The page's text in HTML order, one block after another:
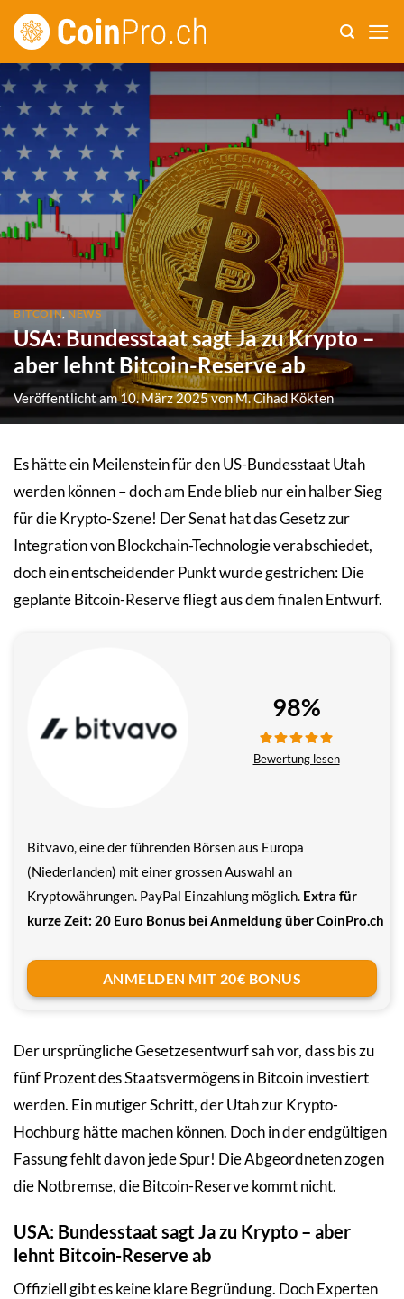
Zum
Inhalt
BITCOIN,NEWS
USA: Bundesstaat sagt Ja zu Krypto –
aber lehnt Bitcoin-Reserve ab
Veröffentlicht am10. März 2025vonM. Cihad Kökten
Es hätte ein Meilenstein für den US-Bundesstaat Utah
werden können – doch am Ende blieb nur ein halber Sieg
für die Krypto-Szene! Der Senat hat das Gesetz zur
Integration von Blockchain-Technologie verabschiedet,
doch ein entscheidender Punkt wurde gestrichen: Die
geplante Bitcoin-Reserve fliegt aus dem finalen Entwurf.
Bitvavo, eine der führenden Börsen aus Europa
(Niederlanden) mit einer grossen Auswahl an
Kryptowährungen. PayPal Einzahlung möglich. Extra für
kurze Zeit: 20 Euro Bonus bei Anmeldung über CoinPro.ch
98%
Bewertung lesen
ANMELDEN MIT 20€ BONUS
Der ursprüngliche Gesetzesentwurf sah vor, dass bis zu
fünf Prozent des Staatsvermögens in Bitcoin investiert
werden. Ein mutiger Schritt, der Utah zur Krypto-
Hochburg hätte machen können. Doch in der endgültigen
Fassung fehlt davon jede Spur! Die Abgeordneten zogen
die Notbremse, die Bitcoin-Reserve kommt nicht.
USA: Bundesstaat sagt Ja zu Krypto – aber
lehnt Bitcoin-Reserve ab
Offiziell gibt es keine klare Begründung. Doch Experten